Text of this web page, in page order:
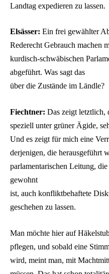
Landtag expedieren zu lassen.
Elsässer: Ein frei gewählter
Rederecht Gebrauch machen
kurdisch-schwäbischen
abgeführt. Was sagt das
über die Zustände im Ländle?
Fiechtner: Das zeigt letztlich,
speziell unter grüner Ägide,
Und es zeigt für mich eine
derjenigen, die herausgeführt
parlamentarischen Leitung,
gewohnt
ist, auch konfliktbehaftete
geschehen zu lassen.
Man möchte hier auf
pflegen, und sobald eine
wird, meint man, mit